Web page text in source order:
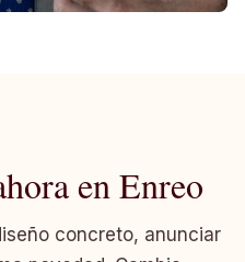
en Enreo
concreto, anunciar